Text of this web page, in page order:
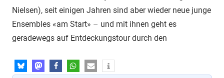
Nielsen), seit einigen Jahren sind aber wieder neue junge
Ensembles «am Start» – und mit ihnen geht es
geradewegs auf Entdeckungstour durch den